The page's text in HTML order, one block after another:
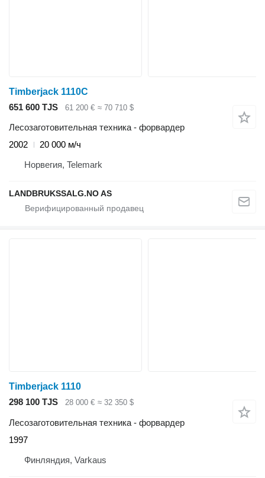
Timberjack 1110C
651 600 TJS
61 200 € ≈ 70 710 $
Лесозаготовительная техника - форвардер
2002
20 000 м/ч
Норвегия, Telemark
LANDBRUKSSALG.NO AS
Timberjack 1110
298 100 TJS
28 000 € ≈ 32 350 $
Лесозаготовительная техника - форвардер
1997
Финляндия, Varkaus